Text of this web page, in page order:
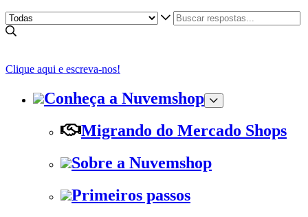
Clique aqui e escreva-nos!
Conheça a Nuvemshop
Migrando do Mercado Shops
Sobre a Nuvemshop
Primeiros passos